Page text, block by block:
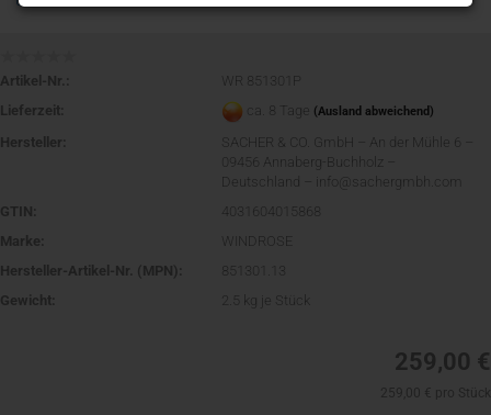
Artikel-Nr.:
WR 851301P
Lieferzeit:
ca. 8 Tage (Ausland abweichend)
Hersteller:
SACHER & CO. GmbH – An der Mühle 6 –
09456 Annaberg-Buchholz –
Deutschland – info@sachergmbh.com
GTIN:
4031604015868
Marke:
WINDROSE
Hersteller-Artikel-Nr. (MPN):
851301.13
Gewicht:
kg je Stück
259,00 €